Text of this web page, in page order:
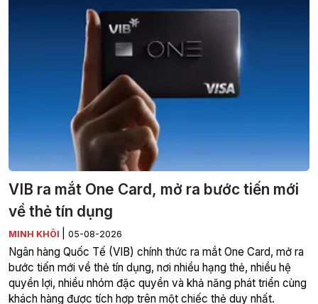
VIB ra mắt One Card, mở ra bước tiến mới
về thẻ tín dụng
MINH KHÔI 05-08-2026
Ngân hàng Quốc Tế (VIB) chính thức ra mắt One Card, mở ra
bước tiến mới về thẻ tín dụng, nơi nhiều hạng thẻ, nhiều hệ
quyền lợi, nhiều nhóm đặc quyền và khả năng phát triển cùng
khách hàng được tích hợp trên một chiếc thẻ duy nhất.